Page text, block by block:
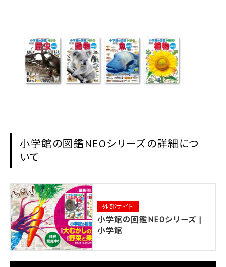
小学館の図鑑NEOシリーズの詳細につ
いて
外部サイト
小学館の図鑑NEOシリーズ |
小学館